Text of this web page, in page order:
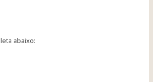
abaixo: